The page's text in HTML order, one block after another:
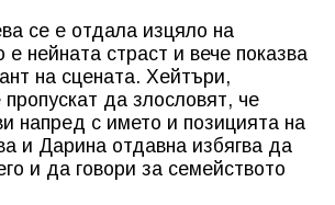
се е отдала изцяло на
е нейната страст и вече показва
на сцената. Хейтъри,
да злословят, че
напред с името и позицията на
и Дарина отдавна избягва да
и да говори за семейството